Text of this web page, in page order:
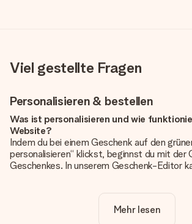
Viel gestellte Fragen
Personalisieren & bestellen
Was ist personalisieren und wie
Website?
Indem du bei einem Geschenk auf den
personalisieren“ klickst, beginnst du mit der
Geschenkes. In unserem Geschenk-Editor
noch eines unserer angebotenen Designs,
Geschenk die perfekte Ausstrahlung zu
Mehr lesen